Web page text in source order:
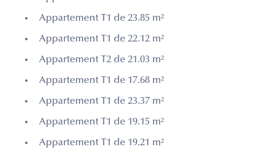
Appartement T1 de 23.85 m²
Appartement T1 de 22.12 m²
Appartement T2 de 21.03 m²
Appartement T1 de 17.68 m²
Appartement T1 de 23.37 m²
Appartement T1 de 19.15 m²
Appartement T1 de 19.21 m²